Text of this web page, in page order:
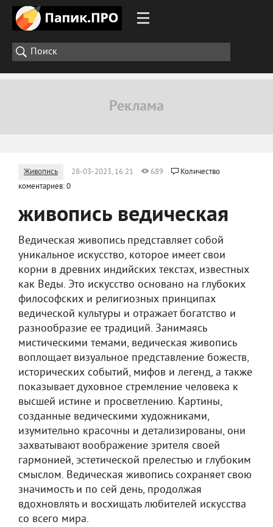
Живопись 28-03-2023, 16:21 689
Количество
коментариев: 0
живопись ведическая
Ведическая живопись представляет собой
уникальное искусство, которое имеет свои
корни в древних индийских текстах, известных
как Веды. Это искусство основано на глубоких
философских и религиозных принципах
ведической культуры и отражает богатство и
разнообразие ее традиций. Занимаясь
мистическими темами, ведическая живопись
воплощает визуальное представление божеств,
исторических событий, мифов и легенд, а также
показывает духовное стремление человека к
высшей истине и просветлению. Картины,
созданные ведическими художниками,
изумительно красочны и детализированы, они
захватывают воображение зрителя своей
гармонией, эстетической прелестью и глубоким
смыслом. Ведическая живопись сохраняет свою
значимость и по сей день, продолжая
вдохновлять и восхищать любителей искусства
со всего мира.